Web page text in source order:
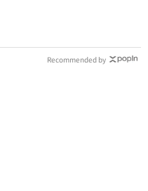
Recommended by